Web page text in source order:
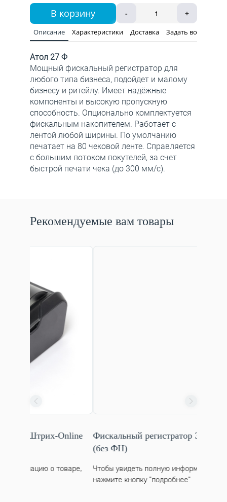
В корзину - +
Описание Характеристики Доставка Задать вопрос
Атол 27 Ф
Мощный фискальный регистратор для
любого типа бизнеса, подойдет и малому
бизнесу и ритейлу. Имеет надёжные
компоненты и высокую пропускную
способность. Опционально комплектуется
фискальным накопителем. Работает с
лентой любой ширины. По умолчанию
печатает на 80 чековой ленте. Справляется
с большим потоком покутелей, за счет
быстрой печати чека (до 300 мм/с).
Рекомендуемые вам товары
Фискальный регистратор Элвес-ФР-Ф
Чтобы увидеть полную информацию о товаре,
нажмите кнопку "подробнее"